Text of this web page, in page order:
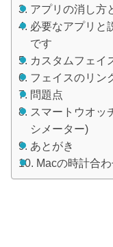
アプリの消し方
必要なアプリと
です
カスタムフェイ
フェイスのリン
問題点
スマートウオッ
シメーター)
あとがき
Macの時計合